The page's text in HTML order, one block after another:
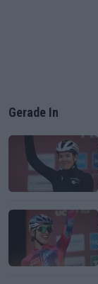
Gerade In